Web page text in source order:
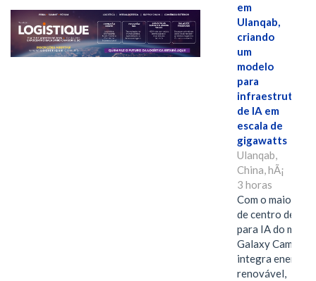
em
Ulanqab,
criando
um
modelo
para
infraestrutura
de IA em
escala de
gigawatts
Ulanqab,
China, hÃ¡
3 horas
Com o maior
de centro de
para IA do
Galaxy Campus
integra energia
renovável,